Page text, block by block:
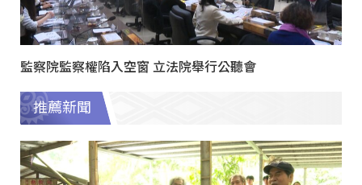
監察院監察權陷入空窗 立法院舉行公聽會
推薦新聞